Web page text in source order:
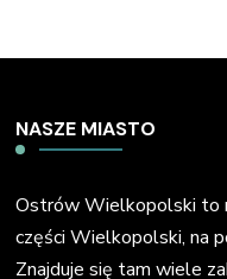
NASZE MIASTO
Ostrów Wielkopolski to
części Wielkopolski, na
Znajduje się tam wiele